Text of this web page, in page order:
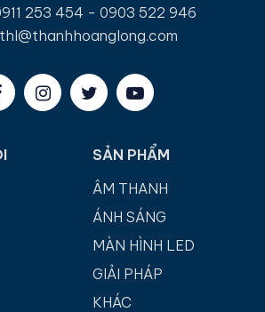
253 454 - 0903 522 946
thl@thanhhoanglong.com
SẢN PHẨM
ÂM THANH
ÁNH SÁNG
MÀN HÌNH LED
GIẢI PHÁP
KHÁC